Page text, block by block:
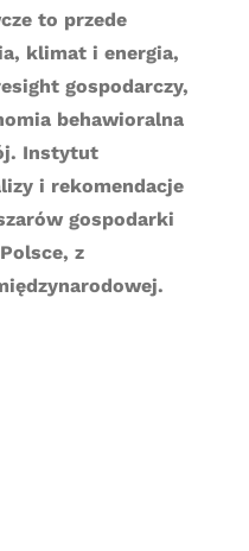
to przede
klimat i energia,
gospodarczy,
behawioralna
Instytut
i rekomendacje
gospodarki
z